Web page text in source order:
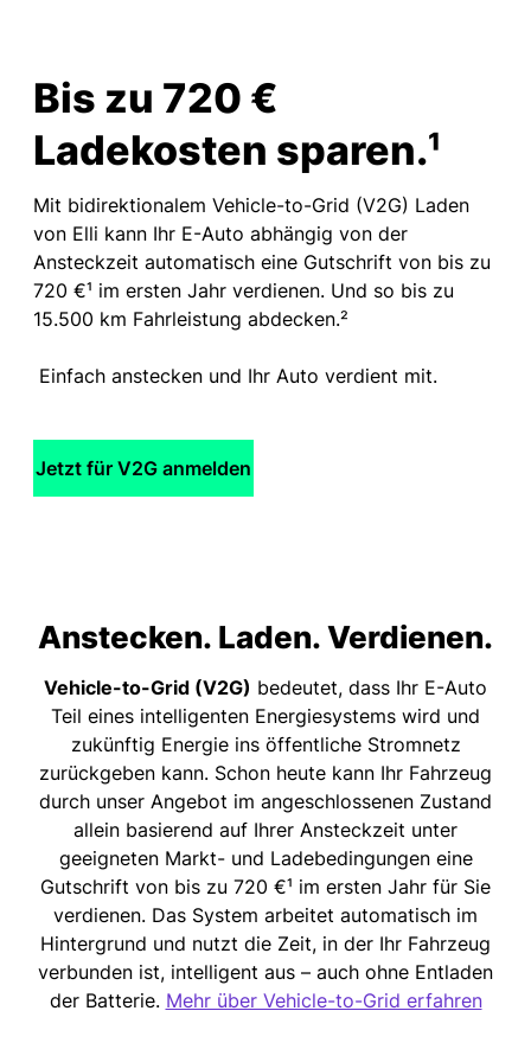
Bis zu 720 €
Ladekosten sparen.¹
Mit bidirektionalem Vehicle-to-Grid (V2G) Laden
von Elli kann Ihr E-Auto abhängig von der
Ansteckzeit automatisch eine Gutschrift von bis zu
720 €¹ im ersten Jahr verdienen. Und so bis zu
15.500 km Fahrleistung abdecken.²
Einfach anstecken und Ihr Auto verdient mit.
Jetzt für V2G anmelden
Anstecken. Laden. Verdienen.
Vehicle-to-Grid (V2G) bedeutet, dass Ihr E-Auto
Teil eines intelligenten Energiesystems wird und
zukünftig Energie ins öffentliche Stromnetz
zurückgeben kann. Schon heute kann Ihr Fahrzeug
durch unser Angebot im angeschlossenen Zustand
allein basierend auf Ihrer Ansteckzeit unter
geeigneten Markt- und Ladebedingungen eine
Gutschrift von bis zu 720 €¹ im ersten Jahr für Sie
verdienen. Das System arbeitet automatisch im
Hintergrund und nutzt die Zeit, in der Ihr Fahrzeug
verbunden ist, intelligent aus – auch ohne Entladen
der Batterie. Mehr über Vehicle-to-Grid erfahren